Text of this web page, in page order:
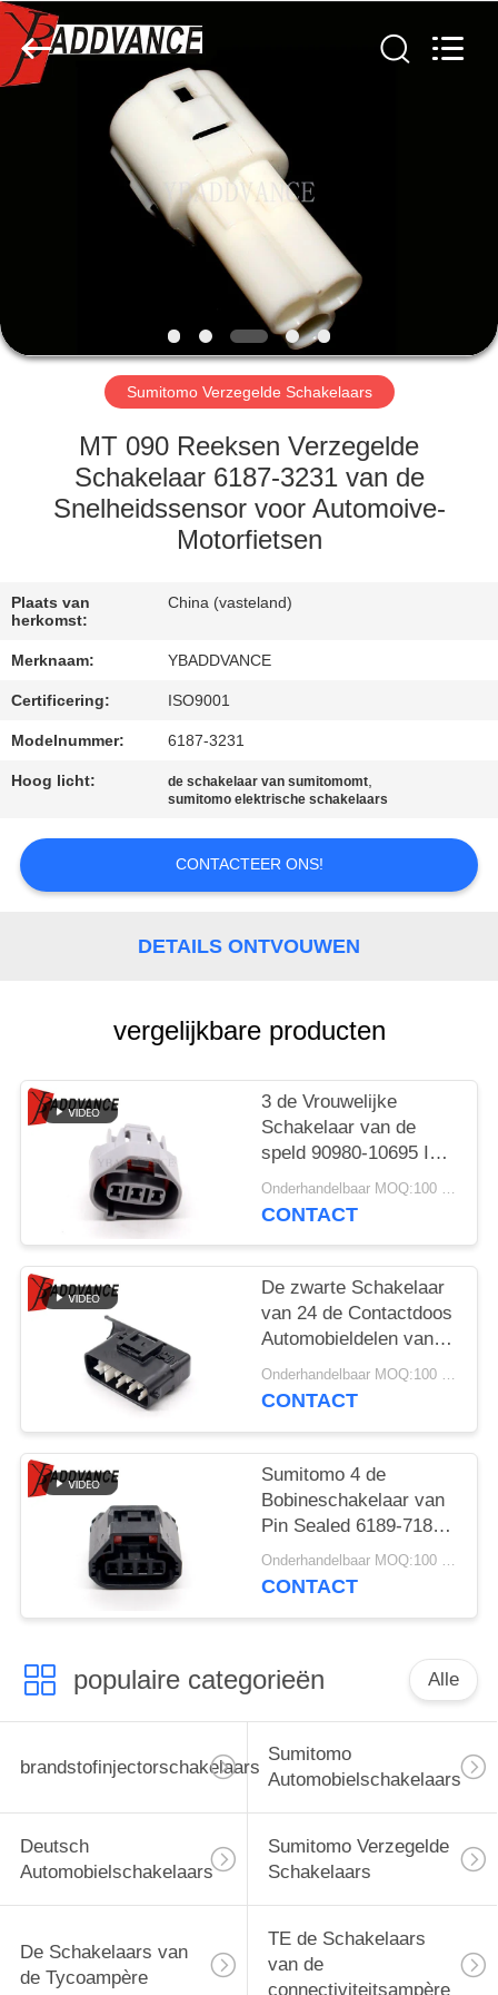
PRODUCTEN
FABRIEKSREIS
KWALITEITSCONTROLE
CONTACTEER
VERZOEK
OM
CITAAT
SITEMAP
PRIVACYBELEID
Auto
Parts
Co.,Ltd.
Rights
Reserved.
Sumitomo Verzegelde Schakelaars
MT 090 Reeksen Verzegelde
Schakelaar 6187-3231 van de
Snelheidssensor voor Automoive-
Motorfietsen
Plaats van
herkomst:
China (vasteland)
Merknaam: YBADDVANCE
Certificering: ISO9001
Modelnummer: 6187-3231
Hoog licht: de schakelaar van sumitomomt,
sumitomo elektrische schakelaars
CONTACTEER ONS!
DETAILS ONTVOUWEN
vergelijkbare producten
3 de Vrouwelijke
Schakelaar van de
speld 90980-10695 ISC
IACV Sensor voor
Toyota Lexus
Onderhandelbaar MOQ:100 EENHEDEN
CONTACT
De zwarte Schakelaar
van 24 de Contactdoos
Automobieldelen van
Pin Male With Back
6188-0539 voor Auto
Onderhandelbaar MOQ:100 EENHEDEN
CONTACT
Sumitomo 4 de
Bobineschakelaar van
Pin Sealed 6189-7188
voor Mazda Atenza
Onderhandelbaar MOQ:100 EENHEDEN
CONTACT
populaire categorieën Alle
brandstofinjectorschakelaars
Sumitomo
Automobielschakelaars
Deutsch
Automobielschakelaars
Sumitomo Verzegelde
Schakelaars
De Schakelaars van
de Tycoampère
TE de Schakelaars
van de
connectiviteitsampère